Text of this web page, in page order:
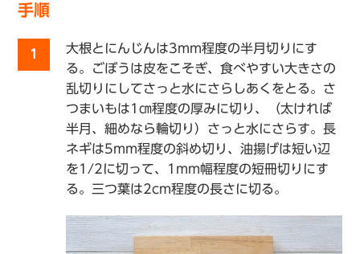
手順
1
大根とにんじんは3mm程度の半月切りにす
る。ごぼうは皮をこそぎ、食べやすい大きさの
乱切りにしてさっと水にさらしあくをとる。さ
つまいもは1㎝程度の厚みに切り、（太ければ
半月、細めなら輪切り）さっと水にさらす。長
ネギは5mm程度の斜め切り、油揚げは短い辺
を1/2に切って、1mm幅程度の短冊切りにす
る。三つ葉は2cm程度の長さに切る。